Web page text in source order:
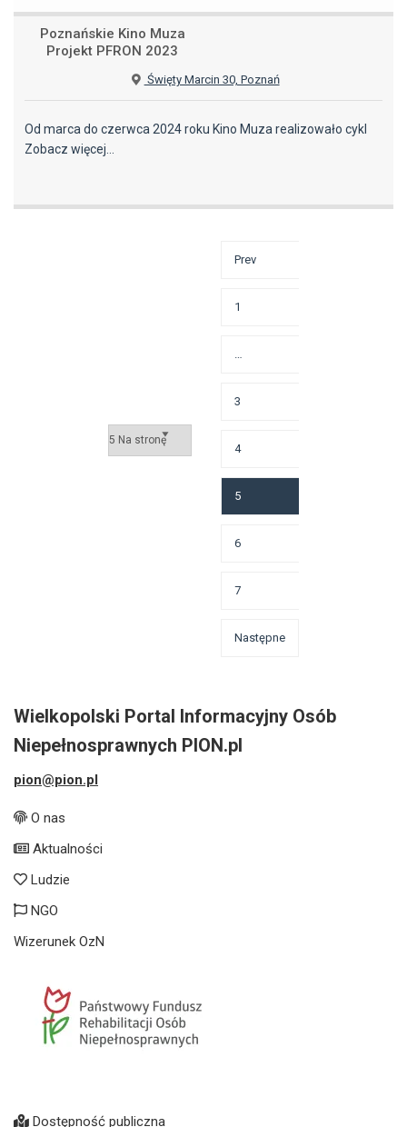
Poznańskie Kino Muza
Projekt PFRON 2023
Święty Marcin 30, Poznań
Od marca do czerwca 2024 roku Kino Muza realizowało cykl
Zobacz więcej…
Prev
1
…
3
4
5
6
7
Następne
Wielkopolski Portal Informacyjny Osób
Niepełnosprawnych PION.pl
pion@pion.pl
O nas
Aktualności
Ludzie
NGO
Wizerunek OzN
Dostępność publiczna